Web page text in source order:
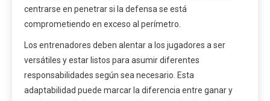
centrarse en penetrar si la defensa se está
comprometiendo en exceso al perímetro.
Los entrenadores deben alentar a los jugadores a ser
versátiles y estar listos para asumir diferentes
responsabilidades según sea necesario. Esta
adaptabilidad puede marcar la diferencia entre ganar y